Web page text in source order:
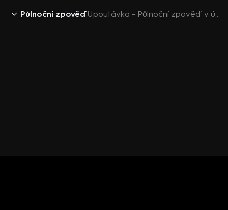
Půlnoční zpověď Upoutávka - Půlnoční zpověď v únoru na prima+